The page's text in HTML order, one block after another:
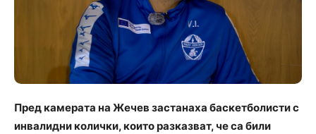
Пред камерата на Жечев застанаха баскетболисти с
инвалидни колички, които разказват, че са били